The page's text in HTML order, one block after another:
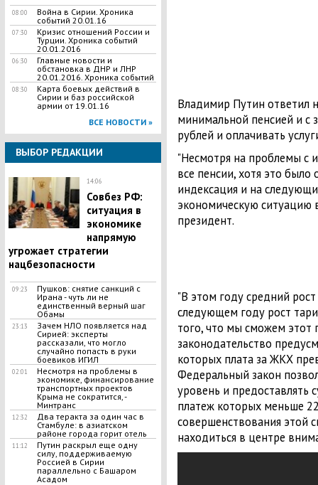
08:00
Война в Сирии. Хроника
событий 20.01.16
07:30
Кризис отношений России и
Турции. Хроника событий
20.01.2016
06:30
Главные новости и
обстановка в ДНР и ЛНР
20.01.2016. Хроника событий
08:30
Карта боевых действий в
Сирии и баз российской
армии от 19.01.16
ВСЕ НОВОСТИ »
ВЫБОР РЕДАКЦИИ
14:06
Совбез РФ:
ситуация в
экономике
напрямую
угрожает стратегии
нацбезопасности
09:23
Пушков: снятие санкций с
Ирана - чуть ли не
единственный верный шаг
Обамы
23:13
Зачем НЛО появляется над
Сирией: эксперты
рассказали, что могло
случайно попасть в руки
боевиков ИГИЛ
02:01
Несмотря на проблемы в
экономике, финансирование
транспортных проектов
Крыма не сократится, -
Минтранс
12:32
Два теракта за один час в
Стамбуле: в азиатском
районе города горит отель
11:12
Путин раскрыл еще одну
силу, поддерживаемую
Россией в Сирии
параллельно с Башаром
Асадом
Владимир Путин ответил
минимальной пенсией и с
рублей и оплачивать
"Несмотря на проблемы с
все пенсии, хотя это
индексация и на
экономическую ситуацию
президент.
"В этом году средний
следующем году рост
того, что мы сможем этот
законодательство
которых плата за ЖКХ
Федеральный закон
уровень и предоставлять
платеж которых меньше
совершенствования этой
находиться в центре